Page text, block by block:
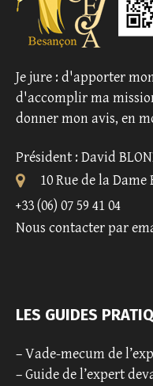
Je jure : d'apporter
d'accomplir ma
donner mon avis, en
Président : David
10 Rue de la Dame
+33 (06) 07 59 41 04
Nous contacter par
LES GUIDES
–Vade-mecum de
–Guide de l’expert